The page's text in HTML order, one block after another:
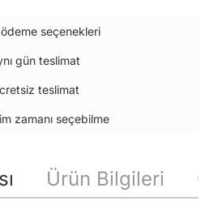
seçenekleri
gün teslimat
teslimat
zamanı seçebilme
Ürün Bilgileri